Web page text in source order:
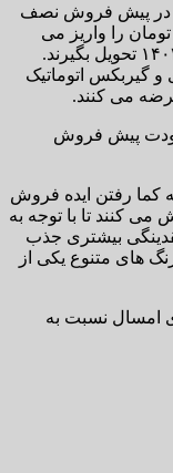
در پیش فروش نصف
حول و حوش ۳۰۱ میلیون تومان را واریز می
کنند و می توانند خودروی خود را اردیبهشت ۱۴۰۳ تحویل بگیرند.
سقف شیشه ای و گیربکس اتوماتیک
می کنند.
صودت پیش فروش
کما رفتن ایده فروش
کنند تا با توجه به
بیشتری جذب
های متنوع یکی از
واجد شرایط فرصت دارند تا ۳۰ دی امسال نسبت به